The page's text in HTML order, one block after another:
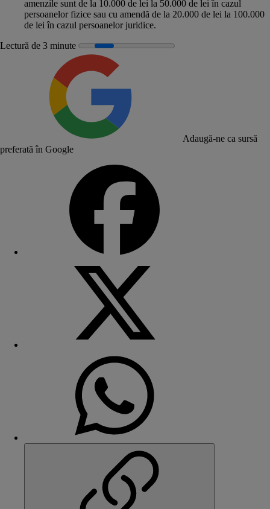
amenzile sunt de la 10.000 de lei la 50.000 de lei în cazul
persoanelor fizice sau cu amendă de la 20.000 de lei la 100.000
de lei în cazul persoanelor juridice.
Lectură de 3 minute
Adaugă-ne ca sursă
preferată în Google